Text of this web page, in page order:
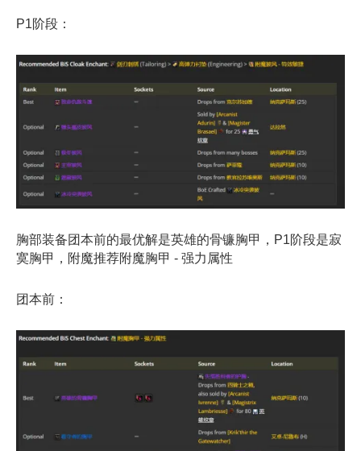
P1阶段：
胸部装备团本前的最优解是英雄的骨镰胸甲，P1阶段是寂
寞胸甲，附魔推荐附魔胸甲 - 强力属性
团本前：